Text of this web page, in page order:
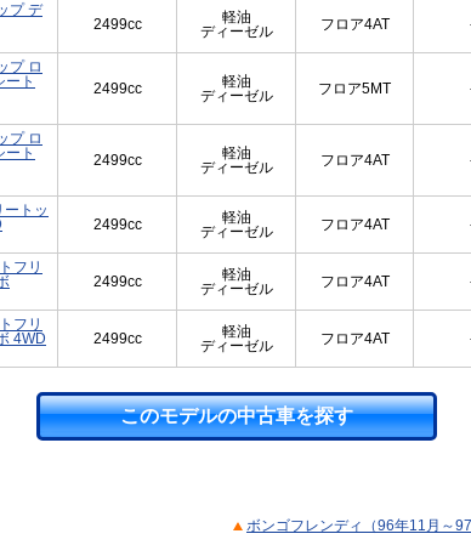
プ デ
2499cc
軽油
ディーゼル
フロア4AT
プ ロ
ート
2499cc
軽油
ディーゼル
フロア5MT
プ ロ
ート
2499cc
軽油
ディーゼル
フロア4AT
トッ
2499cc
軽油
ディーゼル
フロア4AT
フリ
2499cc
軽油
ディーゼル
フロア4AT
フリ
4WD
2499cc
軽油
ディーゼル
フロア4AT
このモデルの中古車を探す
ボンゴフレンディ（96年11月～